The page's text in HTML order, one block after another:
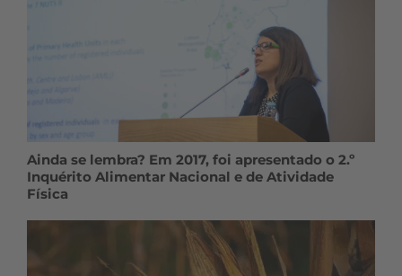
Ainda se lembra? Em 2017, foi apresentado o 2.º
Inquérito Alimentar Nacional e de Atividade
Física